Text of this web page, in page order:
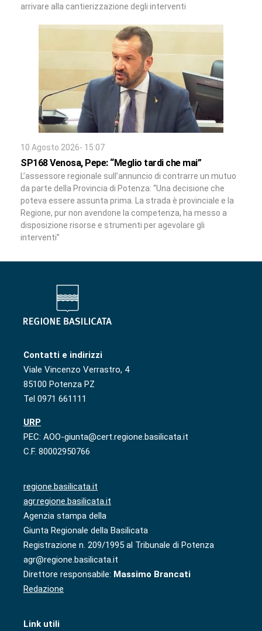
arrivare alla cantierizzazione degli interventi
10 Agosto 2026- 15:07
SP168 Venosa, Pepe: “Meglio tardi che mai”
L’assessore regionale sull’annuncio di contrarre un mutuo
da parte della Provincia di Potenza: “Una decisione che
poteva essere assunta prima. La strada è provinciale e la
Regione, pur non avendone la competenza, ha messo a
disposizione risorse e strumenti per agevolare gli
interventi”
Contatti e indirizzi
Viale Vincenzo Verrastro, 4
85100 Potenza PZ
Tel 0971 661111
URP
PEC: AOO-giunta@cert.regione.basilicata.it
C.F. 80002950766
regione.basilicata.it
agr.regione.basilicata.it
Agenzia stampa della
Giunta Regionale della Basilicata
Registrazione n. 209/1995 al Tribunale di Potenza
agr@regione.basilicata.it
Direttore responsabile: Massimo Brancati
Redazione
Link utili